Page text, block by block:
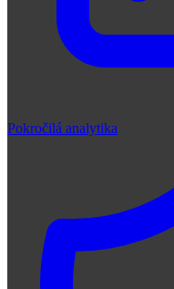
Pokročilá analytika